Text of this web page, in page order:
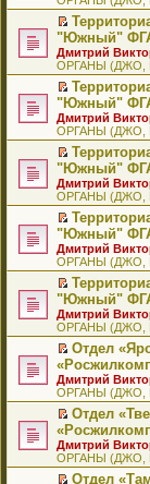
щ
е
н
и
ю
у
с
о
о
б
щ
е
н
и
ю
а
н
н
о
м
у
с
о
о
б
щ
е
н
и
ю
р
о
ч
и
т
а
н
н
о
м
у
с
о
о
б
щ
е
н
и
ю
м
у
н
е
п
р
о
ч
и
т
а
н
н
о
м
у
с
о
о
б
щ
е
н
и
ю
п
е
р
в
о
м
у
н
е
п
р
о
ч
и
т
а
н
н
о
м
у
с
о
о
б
щ
е
н
ю
е
й
т
и
к
п
е
р
в
о
м
у
н
е
п
р
о
ч
и
т
а
н
н
о
м
у
с
о
б
щ
е
н
ю
П
е
р
е
й
т
и
к
п
е
р
в
о
м
у
н
е
п
р
о
ч
и
т
а
н
н
м
у
с
о
б
щ
е
"Южный"
Дмитрий
ОРГАНЫ (ДЖО,
П
е
р
е
й
т
и
к
п
е
р
в
о
м
у
н
е
п
р
о
ч
т
а
н
н
м
у
с
"Южный"
Дмитрий
ОРГАНЫ (ДЖО,
П
е
р
е
й
т
и
к
п
е
р
в
о
м
у
н
п
р
о
ч
т
а
н
"Южный"
Дмитрий
ОРГАНЫ (ДЖО,
П
е
р
е
й
т
и
к
п
е
р
о
м
у
н
п
р
о
"Южный"
Дмитрий
ОРГАНЫ (ДЖО,
П
е
р
е
й
т
к
п
е
р
о
м
у
"Южный"
Дмитрий
ОРГАНЫ (ДЖО,
П
р
е
й
т
к
п
е
Отдел
Дмитрий
ОРГАНЫ (ДЖО,
П
р
е
й
Отдел
Дмитрий
ОРГАНЫ (ДЖО,
Отдел